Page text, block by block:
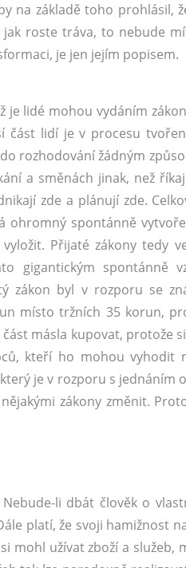
na základě toho prohlásil,
roste tráva, to nebude
je jen jejím popisem.
lidé mohou vydáním
část lidí je v procesu
rozhodování žádným
a směnách jinak, než
zde a plánují zde.
ohromný spontánně
Přijaté zákony tedy
gigantickým spontánně
zákon byl v rozporu se
místo tržních 35 korun,
másla kupovat, protože
kteří ho mohou vyhodit
je v rozporu s jednáním
zákony změnit.
li dbát člověk o
platí, že svoji hamižnost
mohl užívat zboží a služeb,